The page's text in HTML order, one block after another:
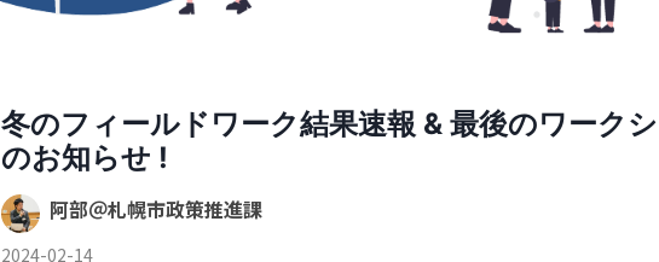
冬のフィールドワーク結果速報 & 最後のワーク
のお知らせ !
阿部＠札幌市政策推進課
2024-02-14